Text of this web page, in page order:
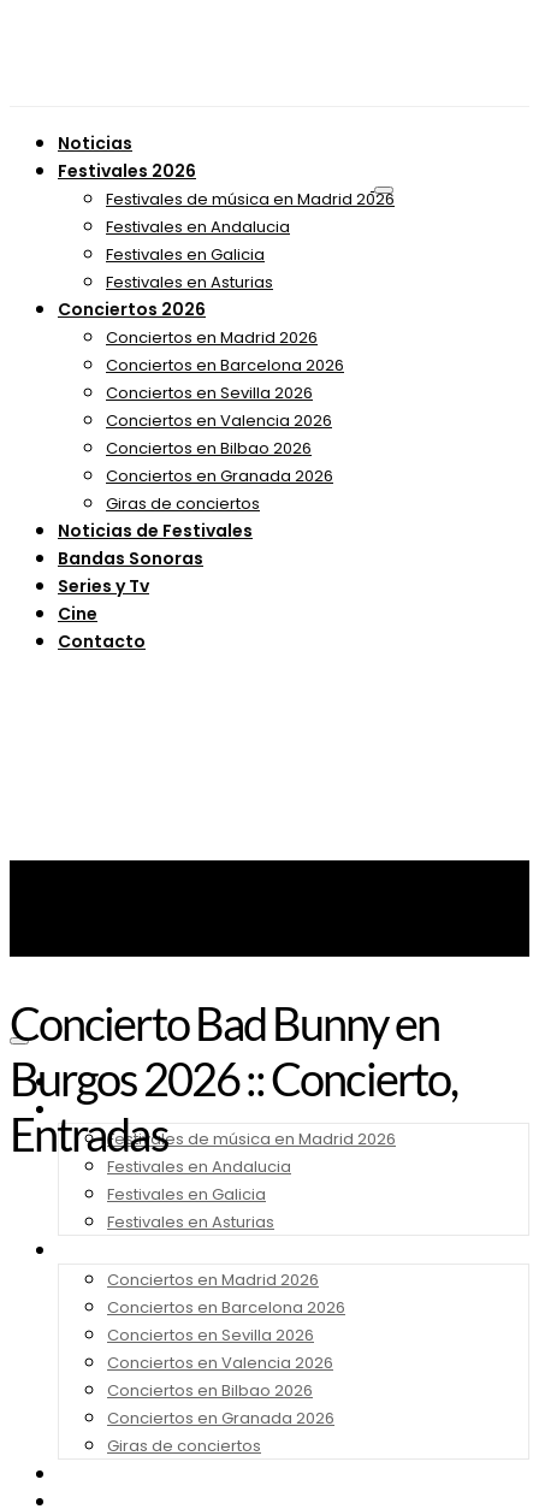
Noticias
Festivales 2026
Festivales de música en Madrid 2026
Festivales en Andalucia
Festivales en Galicia
Festivales en Asturias
Conciertos 2026
Conciertos en Madrid 2026
Conciertos en Barcelona 2026
Conciertos en Sevilla 2026
Conciertos en Valencia 2026
Conciertos en Bilbao 2026
Conciertos en Granada 2026
Giras de conciertos
Noticias de Festivales
Bandas Sonoras
Series y Tv
Cine
Contacto
Noticias
Festivales 2026
Festivales de música en Madrid 2026
Festivales en Andalucia
Festivales en Galicia
Festivales en Asturias
Conciertos en Madrid 2026
Conciertos en Barcelona 2026
Conciertos en Sevilla 2026
Conciertos en Valencia 2026
Conciertos en Bilbao 2026
Conciertos en Granada 2026
Giras de conciertos
Concierto Bad Bunny en
Burgos 2026 :: Concierto,
Entradas